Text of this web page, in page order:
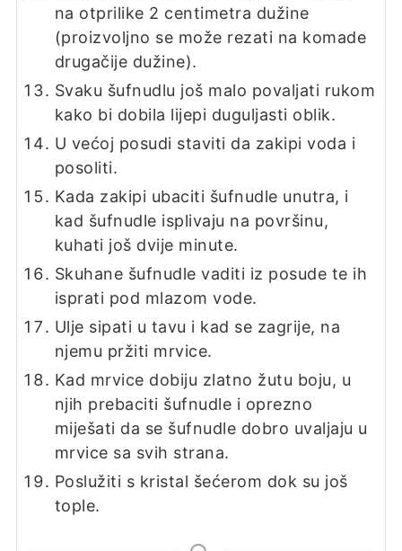
na otprilike 2 centimetra dužine
(proizvoljno se može rezati na komade
drugačije dužine).
Svaku šufnudlu još malo povaljati rukom
kako bi dobila lijepi duguljasti oblik.
U većoj posudi staviti da zakipi voda i
posoliti.
Kada zakipi ubaciti šufnudle unutra, i
kad šufnudle isplivaju na površinu,
kuhati još dvije minute.
Skuhane šufnudle vaditi iz posude te ih
isprati pod mlazom vode.
Ulje sipati u tavu i kad se zagrije, na
njemu pržiti mrvice.
Kad mrvice dobiju zlatno žutu boju, u
njih prebaciti šufnudle i oprezno
miješati da se šufnudle dobro uvaljaju u
mrvice sa svih strana.
Poslužiti s kristal šećerom dok su još
tople.